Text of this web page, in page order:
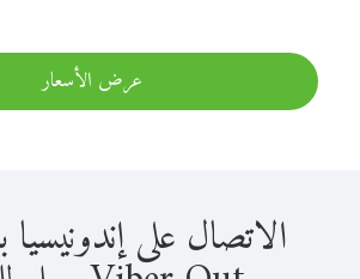
عرض الأسعار
الاتصال على